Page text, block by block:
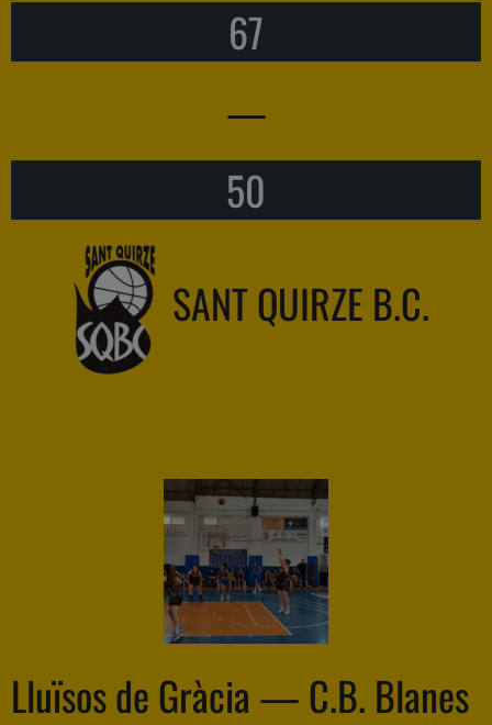
67
—
50
SANT QUIRZE B.C.
Lluïsos de Gràcia — C.B. Blanes